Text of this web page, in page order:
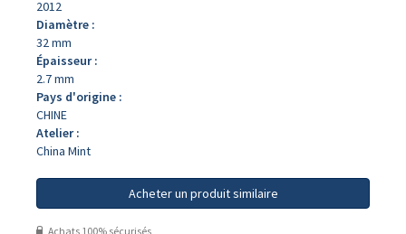
2012
Diamètre :
32 mm
Épaisseur :
2.7 mm
Pays d'origine :
CHINE
Atelier :
China Mint
Acheter un produit similaire
Achats 100% sécurisés